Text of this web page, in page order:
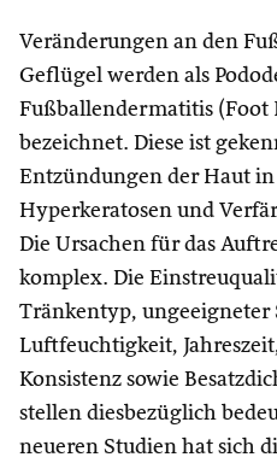
Veränderungen an den
Geflügel werden als
Fußballendermatitis (Foot
bezeichnet. Diese ist
Entzündungen der Haut
Hyperkeratosen und
Die Ursachen für das
komplex. Die
Tränkentyp, ungeeigneter
Luftfeuchtigkeit,
Konsistenz sowie
stellen diesbezüglich
neueren Studien hat sich